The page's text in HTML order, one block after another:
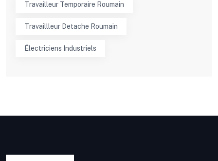
Travailleur Temporaire Roumain
Travaillleur Detache Roumain
Électriciens Industriels